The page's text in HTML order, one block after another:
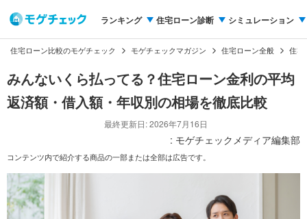
ランキング 住宅ローン診断 シミュレーション
住宅ローン比較のモゲチェック モゲチェックマガジン 住宅ローン全般 住宅
みんないくら払ってる？住宅ローン金利の平均
返済額・借入額・年収別の相場を徹底比較
最終更新日: 2026年7月16日
: モゲチェックメディア編集部
コンテンツ内で紹介する商品の一部または全部は広告です。